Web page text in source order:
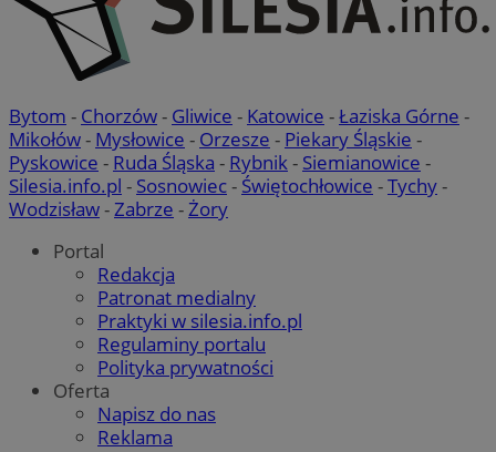
Bytom - Chorzów- Gliwice - Katowice -Łaziska Górne -
Mikołów- Mysłowice - Orzesze - Piekary Śląskie -
Pyskowice - Ruda Śląska - Rybnik- Siemianowice -
Silesia.info.pl - Sosnowiec- Świętochłowice -Tychy-
Wodzisław-Zabrze -Żory
Portal
Redakcja
Patronat medialny
Praktyki w silesia.info.pl
Regulaminy portalu
Polityka prywatności
Oferta
Napisz do nas
Reklama